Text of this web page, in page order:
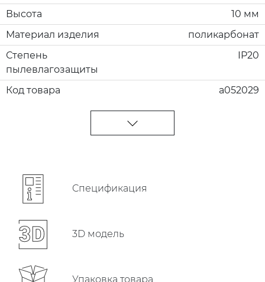
Высота
10 мм
Материал изделия
поликарбонат
Степень
пылевлагозащиты
IP20
Код товара a052029
Cпецификация
3D модель
Упаковка товара